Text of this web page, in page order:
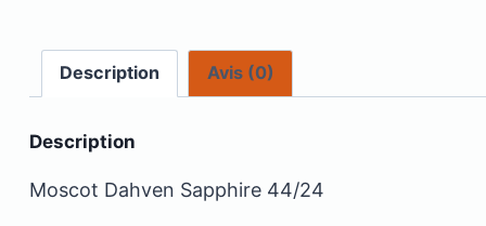
Description Avis (0)
Description
Moscot Dahven Sapphire 44/24